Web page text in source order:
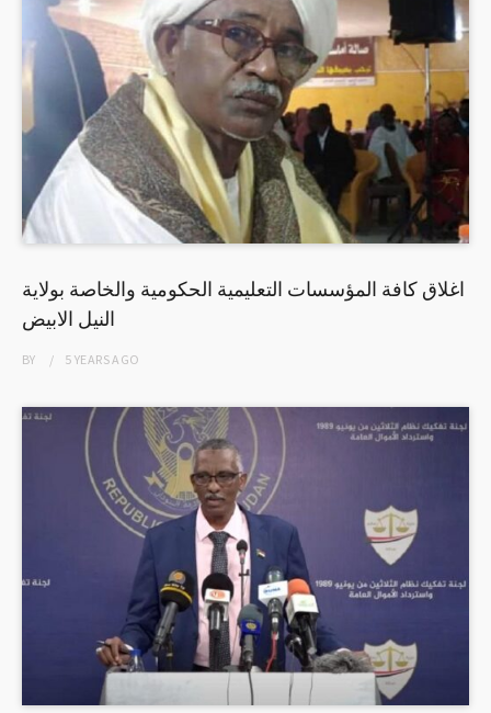
اغلاق كافة المؤسسات التعليمية الحكومية والخاصة بولاية
النيل الابيض
BY 5 YEARSAGO